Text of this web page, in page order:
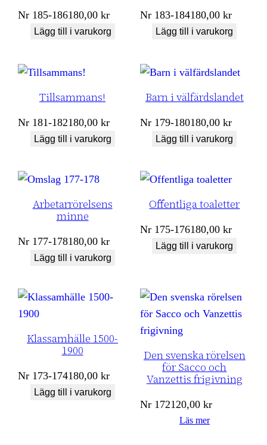
Nr 185-186180,00kr
Lägg till i varukorg
Nr 183-184180,00kr
Lägg till i varukorg
Tillsammans!
Nr 181-182180,00kr
Lägg till i varukorg
Barn i välfärdslandet
Nr 179-180180,00kr
Lägg till i varukorg
Arbetarrörelsens
minne
Nr 177-178180,00kr
Lägg till i varukorg
Offentliga toaletter
Nr 175-176180,00kr
Lägg till i varukorg
Klassamhälle 1500-
1900
Nr 173-174180,00kr
Lägg till i varukorg
Den svenska rörelsen
för Sacco och
Vanzettis frigivning
Nr 172120,00kr
Läs mer